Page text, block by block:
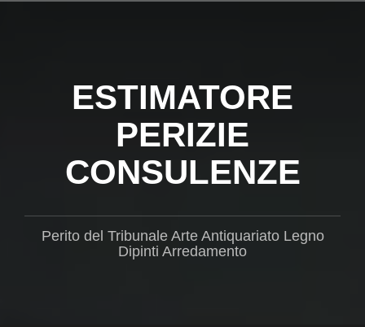
ESTIMATORE
PERIZIE
CONSULENZE
Perito del Tribunale Arte Antiquariato Legno
Dipinti Arredamento